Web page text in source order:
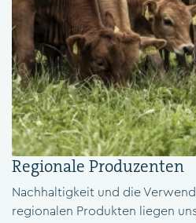
Regionale Produzenten
Nachhaltigkeit und die
regionalen Produkten liegen